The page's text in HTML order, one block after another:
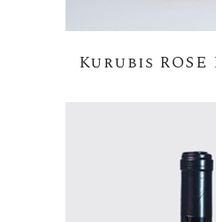
Kurubis